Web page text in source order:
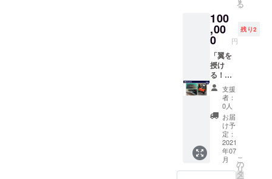
してお
りま
す。
せてい
ただき
ます。
は2021
年夏頃
を予定
してお
りま
す。
レート
に名前
を刻も
う ・限
定映像
公開 ・
TENGA
ロケッ
トプロ
ジェク
トス
テッ
カー×1
枚 ・
MOMO
ステッ
カー×1
ト） ・
オンラ
イン報
告会へ
の参加
券 ・
TENGA
宇宙隊
員Tシャ
ツ ・愛
と自由
の寄せ
書き
に、想
いや願
いを書
こう ・
る
100
,00
0 円
残り2
「翼を
授け
る！
TENGA
ロケッ
ト機体
のかた
われ
コー
ス」
（機体
のかた
われ
支援
者：
0人
お届
け予
定：
2021
年07
月
こ
の
リ
タ